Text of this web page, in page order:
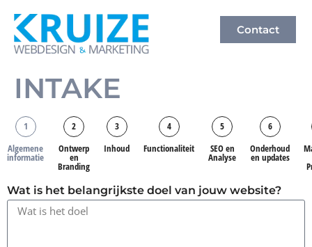
Contact
INTAKE
1
Algemene
informatie
2
Ontwerp
en
Branding
3
Inhoud
4
Functionaliteit
5
SEO en
Analyse
6
Onderhoud
en updates
Wat is het belangrijkste doel van jouw website?